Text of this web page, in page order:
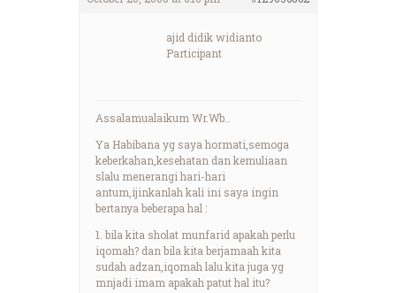
ajid didik widianto
Participant
Assalamualaikum Wr.Wb..
Ya Habibana yg saya hormati,semoga
keberkahan,kesehatan dan kemuliaan
slalu menerangi hari-hari
antum,ijinkanlah kali ini saya ingin
bertanya beberapa hal :
1. bila kita sholat munfarid apakah perlu
iqomah? dan bila kita berjamaah kita
sudah adzan,iqomah lalu kita juga yg
mnjadi imam apakah patut hal itu?